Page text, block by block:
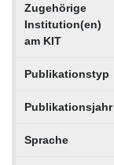
Zugehörige
Institution(en)
am KIT
Publikationstyp
Publikationsjahr
Sprache